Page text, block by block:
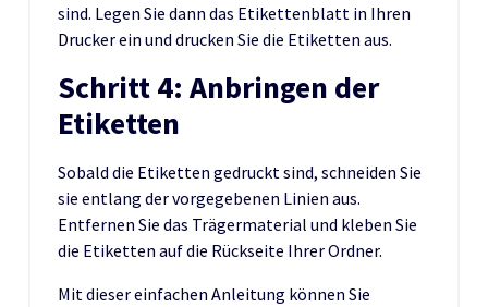
sind. Legen Sie dann das Etikettenblatt in Ihren
Drucker ein und drucken Sie die Etiketten aus.
Schritt 4: Anbringen der
Etiketten
Sobald die Etiketten gedruckt sind, schneiden Sie
sie entlang der vorgegebenen Linien aus.
Entfernen Sie das Trägermaterial und kleben Sie
die Etiketten auf die Rückseite Ihrer Ordner.
Mit dieser einfachen Anleitung können Sie